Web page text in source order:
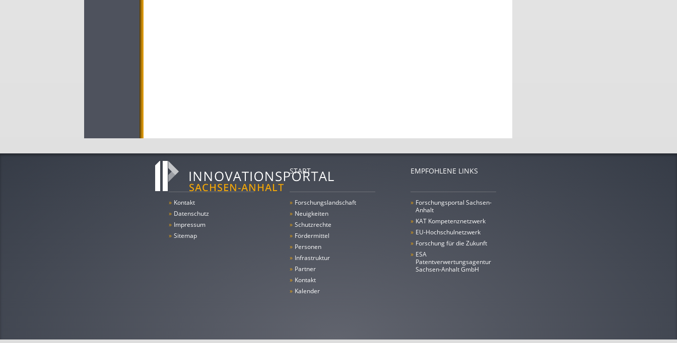
» Kontakt
» Datenschutz
» Impressum
» Sitemap
START
» Forschungs­landschaft
» Neuigkeiten
» Schutzrechte
» Fördermittel
» Personen
» Infrastruktur
» Partner
» Kontakt
» Kalender
EMPFOHLENE LINKS
» Forschungsportal Sachsen-
Anhalt
» KAT Kompetenznetzwerk
» EU-Hochschulnetzwerk
» Forschung für die Zukunft
» ESA
Patentverwertungsagentur
Sachsen-Anhalt GmbH